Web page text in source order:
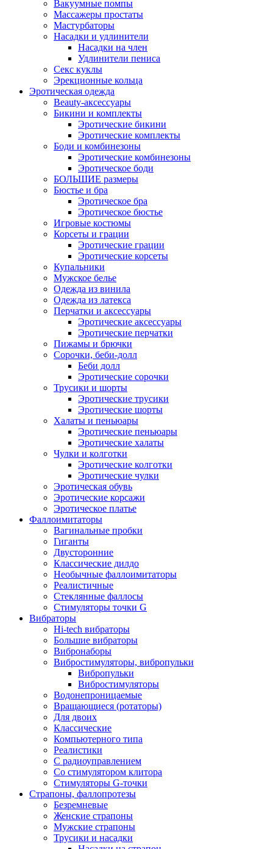
Вакуумные помпы
Массажеры простаты
Мастурбаторы
Насадки и удлинители
Насадки на член
Удлинители пениса
Секс куклы
Эрекционные кольца
Эротическая одежда
Beauty-аксессуары
Бикини и комплекты
Эротические бикини
Эротические комплекты
Боди и комбинезоны
Эротические комбинезоны
Эротическое боди
БОЛЬШИЕ размеры
Бюстье и бра
Эротическое бра
Эротическое бюстье
Игровые костюмы
Корсеты и грации
Эротические грации
Эротические корсеты
Купальники
Мужское белье
Одежда из винила
Одежда из латекса
Перчатки и аксессуары
Эротические аксессуары
Эротические перчатки
Пижамы и брючки
Сорочки, беби-долл
Беби долл
Эротические сорочки
Трусики и шорты
Эротические трусики
Эротические шорты
Халаты и пеньюары
Эротические пеньюары
Эротические халаты
Чулки и колготки
Эротические колготки
Эротические чулки
Эротическая обувь
Эротические корсажи
Эротическое платье
Фаллоимитаторы
Вагинальные пробки
Гиганты
Двусторонние
Классические дилдо
Необычные фаллоимитаторы
Реалистичные
Стеклянные фаллосы
Стимуляторы точки G
Вибраторы
Hi-tech вибраторы
Большие вибраторы
Вибронаборы
Вибростимуляторы, вибропульки
Вибропульки
Вибростимуляторы
Водонепроницаемые
Вращающиеся (ротаторы)
Для двоих
Классические
Компьютерного типа
Реалистики
С радиоуправлением
Со стимулятором клитора
Стимуляторы G-точки
Страпоны, фаллопротезы
Безремневые
Женские страпоны
Мужские страпоны
Трусики и насадки